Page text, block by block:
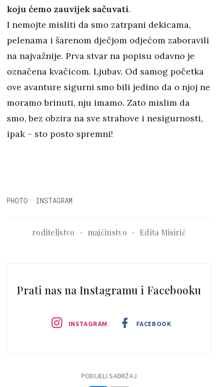
koju ćemo zauvijek sačuvati.
I nemojte misliti da smo zatrpani dekicama,
pelenama i šarenom dječjom odjećom zaboravili
na najvažnije. Prva stvar na popisu odavno je
označena kvačicom. Ljubav. Od samog početka
ove avanture sigurni smo bili jedino da o njoj ne
moramo brinuti, nju imamo. Zato mislim da
smo, bez obzira na sve strahove i nesigurnosti,
ipak – sto posto spremni!
PHOTO: INSTAGRAM
roditeljstvo majčinstvo Edita Misirić
Prati nas na Instagramu i Facebooku
INSTAGRAM FACEBOOK
PODIJELI SADRŽAJ